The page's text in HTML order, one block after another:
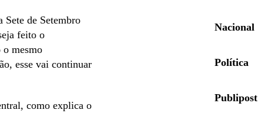
Sete de Setembro
feito o
o mesmo
esse vai continuar
como explica o
Nacional
Política
Publipost